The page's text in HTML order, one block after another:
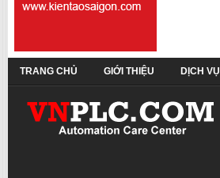
TRANG CHỦ GIỚI THIỆU DỊCH VỤ